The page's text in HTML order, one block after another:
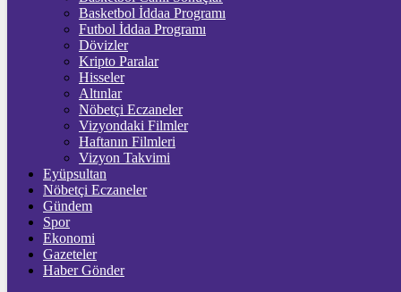
%1,29
BİTCOİN
฿%0.9
ETHEREUM
%2.2
TETHER
47.55
$%0
Basketbol İddaa Programı
Futbol İddaa Programı
Dövizler
Kripto Paralar
Hisseler
Altınlar
Nöbetçi Eczaneler
Vizyondaki Filmler
Haftanın Filmleri
Vizyon Takvimi
Eyüpsultan
Nöbetçi Eczaneler
Gündem
Spor
Ekonomi
Gazeteler
Haber Gönder
20:37 / CHP EYÜPSULTAN İLÇE ÖRGÜTÜ ÜYELERİ